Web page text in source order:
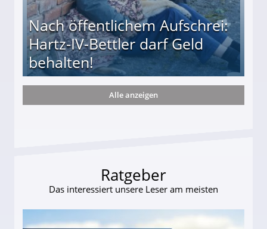
Nach öffentlichem Aufschrei:
Hartz-IV-Bettler darf Geld
behalten!
darf Geld behalten!
Alle anzeigen
Ratgeber
Das interessiert unsere Leser am meisten